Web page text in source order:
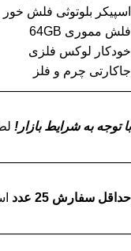
اسپیکر بلوتوثی فلش خور
فلش مموری 64GB
خودکار لوکس فلزی
جاکارتی چرم و فلز
با توجه به شرایط بازار!
حداقل سفارش 25 عدد